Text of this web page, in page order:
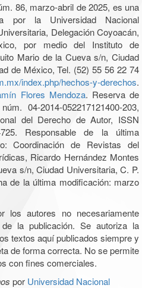
86, marzo-abril de 2025, es una
por la Universidad Nacional
Delegación Coyoacán,
por medio del Instituto de
Mario de la Cueva s/n, Ciudad
de México, Tel. (52) 55 56 22 74
index.php/hechos-y-derechos.
Flores Mendoza. Reserva de
04-2014-052217121400-203,
del Derecho de Autor, ISSN
Responsable de la última
Coordinación de Revistas del
Ricardo Hernández Montes
s/n, Ciudad Universitaria, C. P.
de la última modificación: marzo
los autores no necesariamente
la publicación. Se autoriza la
textos aquí publicados siempre y
de forma correcta. No se permite
con fines comerciales.
por Universidad Nacional